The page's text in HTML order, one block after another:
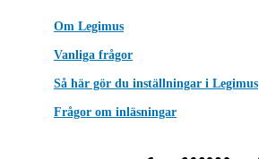
Om Legimus
Vanliga frågor
Så här gör du inställningar i Legimus
Frågor om inläsningar